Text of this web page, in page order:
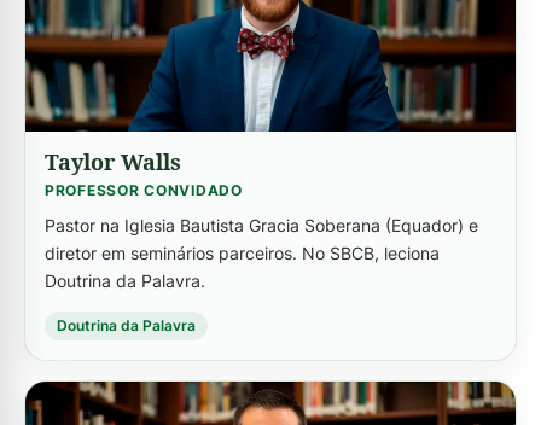
Taylor Walls
PROFESSOR CONVIDADO
Pastor na Iglesia Bautista Gracia Soberana (Equador) e
diretor em seminários parceiros. No SBCB, leciona
Doutrina da Palavra.
Doutrina da Palavra
-->